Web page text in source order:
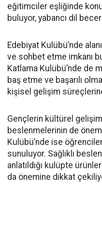
eğitimciler eşliğinde
buluyor, yabancı dil
Edebiyat Kulübü’nde
ve sohbet etme imkanı
Katlama Kulübü’nde de
baş etme ve başarılı
kişisel gelişim
Gençlerin kültürel
beslenmelerinin de
Kulübü’nde ise
sunuluyor. Sağlıklı
anlatıldığı kulüpte
da önemine dikkat